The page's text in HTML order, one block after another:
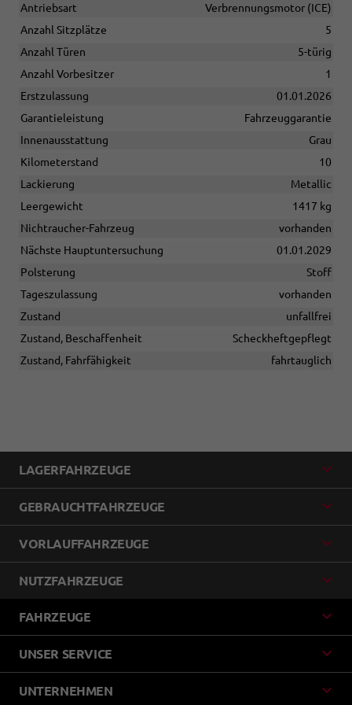
Antriebsart
Verbrennungsmotor (ICE)
Anzahl Sitzplätze
5
Anzahl Türen
5-türig
Anzahl Vorbesitzer
1
Erstzulassung
01.01.2026
Garantieleistung
Fahrzeuggarantie
Innenausstattung
Grau
Kilometerstand
10
Lackierung
Metallic
Leergewicht
1417 kg
Nichtraucher-Fahrzeug
vorhanden
Nächste Hauptuntersuchung
01.01.2029
Polsterung
Stoff
Tageszulassung
vorhanden
Zustand
unfallfrei
Zustand, Beschaffenheit
Scheckheftgepflegt
Zustand, Fahrfähigkeit
fahrtauglich
LAGERFAHRZEUGE
GEBRAUCHTFAHRZEUGE
VORLAUFFAHRZEUGE
NUTZFAHRZEUGE
FAHRZEUGE
UNSER SERVICE
UNTERNEHMEN